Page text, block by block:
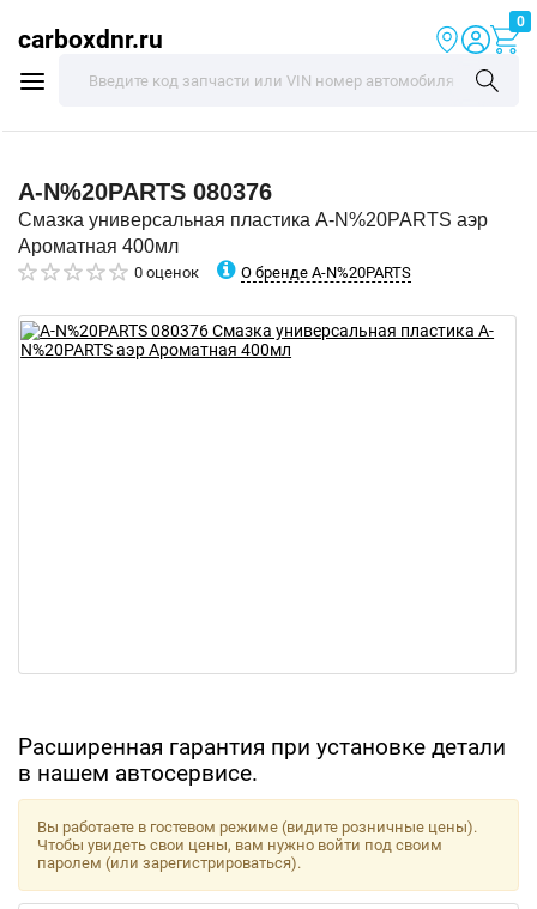
carboxdnr.ru
0
A-N%20PARTS 080376
Смазка универсальная пластика A-N%20PARTS аэр
Ароматная 400мл
0 оценок О бренде A-N%20PARTS
Расширенная гарантия при установке детали
в нашем автосервисе.
Вы работаете в гостевом режиме (видите розничные цены).
Чтобы увидеть свои цены, вам нужно войти под своим
паролем (или зарегистрироваться).